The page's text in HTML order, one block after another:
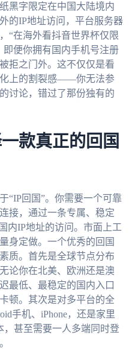
黑字限定在中国大陆境内
的IP地址访问，平台服务器
“在海外看抖音世界杯仅限
即便你拥有国内手机号注册
拒之门外。这不仅仅是看
上的割裂感——你无法参
讨论，错过了那份独有的
款真正的回国
“IP回国”。你需要一个可靠
接，通过一条专属、稳定
内IP地址的访问。市面上工
身定做。一个优秀的回国
质。首先是全球节点分布
论你在北美、欧洲还是澳
最低、最稳定的国内入口
顿。其次是对多平台的全
手机、iPhone，还是家里
，甚至需要一人多端同时登